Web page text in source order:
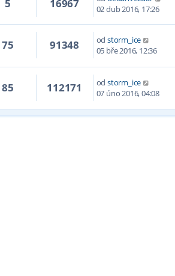
5 16967
02 dub 2016, 17:26
75 91348 od storm_ice
05 bře 2016, 12:36
85 112171 od storm_ice
07 úno 2016, 04:08